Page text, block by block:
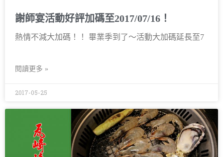
謝師宴活動好評加碼至2017/07/16！
熱情不減大加碼！！ 畢業季到了～活動大加碼延長至7
閱讀更多 »
2017-05-25